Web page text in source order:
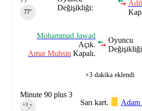
Değişikliği:
77‎’‎
Oyuncu
Mohammad Jawad
Açık.
Amar Muhsin Kapalı.
+3 dakika eklendi
Sarı kart. Adam
Minute 90 plus 3
90‎’‎
+3